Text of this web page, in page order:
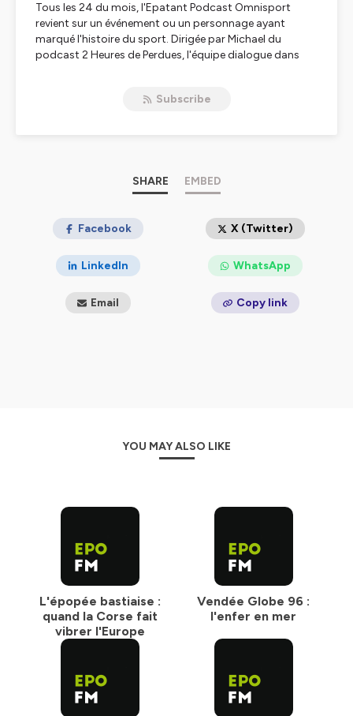
Tous les 24 du mois, l'Epatant Podcast Omnisport
revient sur un événement ou un personnage ayant
marqué l'histoire du sport. Dirigée par Michael du
podcast 2 Heures de Perdues, l'équipe dialogue dans
Subscribe
SHARE EMBED
Facebook X (Twitter)
LinkedIn WhatsApp
Email Copy link
YOU MAY ALSO LIKE
L'épopée bastiaise :
quand la Corse fait
vibrer l'Europe
Vendée Globe 96 :
l'enfer en mer